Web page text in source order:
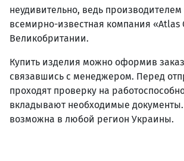
неудивительно, ведь производителем
всемирно-известная компания «Atlas
Великобритании.
Купить изделия можно оформив
связавшись с менеджером. Перед
проходят проверку на
вкладывают необходимые документы.
возможна в любой регион Украины.